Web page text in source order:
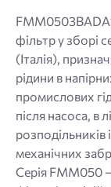
фільтр у зборі
(Італія),
рідини в
промислових
після насоса, в
розподільників
механічних
Серія FMM050